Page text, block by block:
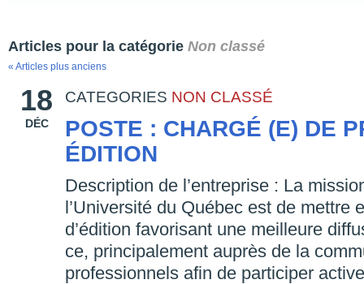
Articles pour la catégorie Non classé
« Articles plus anciens
18
DÉC
CATEGORIES NON CLASSÉ
POSTE : CHARGÉ (E) DE
ÉDITION
Description de l’entreprise : La
l’Université du Québec est de
d’édition favorisant une meilleure
ce, principalement auprès de la
professionnels afin de participer